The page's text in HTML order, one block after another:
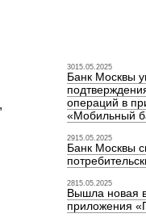
3015.05.2025
Банк Москвы
операций в
«Мобильный
2915.05.2025
Банк Москвы
2815.05.2025
Вышла новая
приложения